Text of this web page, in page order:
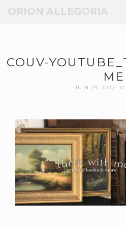
ORION ALLEGORIA
COUV-
ME
JUIN 29, 2022 0